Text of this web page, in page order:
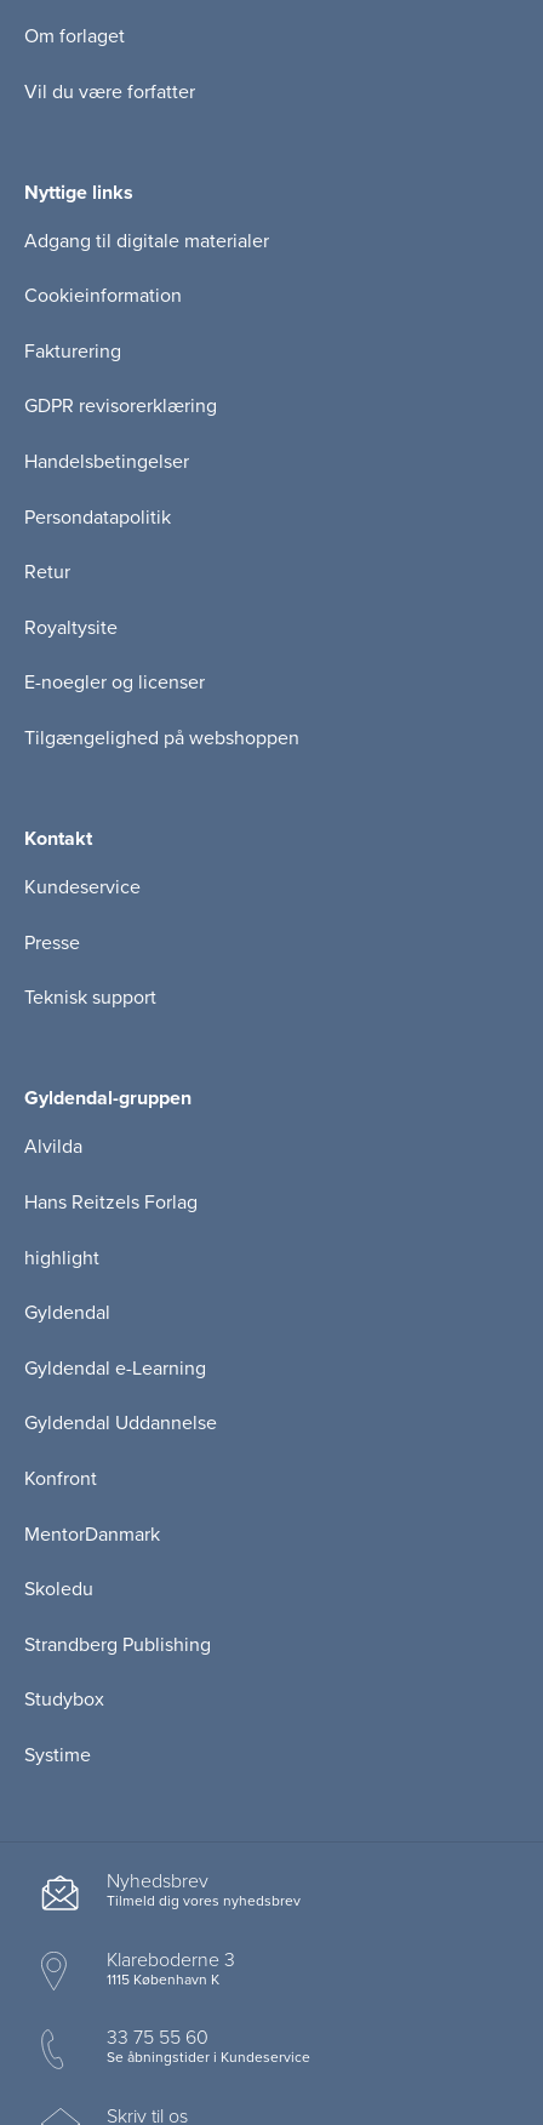
Om forlaget
Vil du være forfatter
Nyttige links
Adgang til digitale materialer
Cookieinformation
Fakturering
GDPR revisorerklæring
Handelsbetingelser
Persondatapolitik
Retur
Royaltysite
E-noegler og licenser
Tilgængelighed på webshoppen
Kontakt
Kundeservice
Presse
Teknisk support
Gyldendal-gruppen
Alvilda
Hans Reitzels Forlag
highlight
Gyldendal
Gyldendal e-Learning
Gyldendal Uddannelse
Konfront
MentorDanmark
Skoledu
Strandberg Publishing
Studybox
Systime
Nyhedsbrev
Tilmeld dig vores nyhedsbrev
Klareboderne 3
1115 København K
33 75 55 60
Se åbningstider i Kundeservice
Skriv til os